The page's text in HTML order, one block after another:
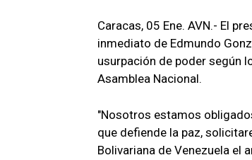
Caracas, 05 Ene. AVN.- El
inmediato de Edmundo
usurpación de poder según
Asamblea Nacional.
"Nosotros estamos
que defiende la paz,
Bolivariana de Venezuela el